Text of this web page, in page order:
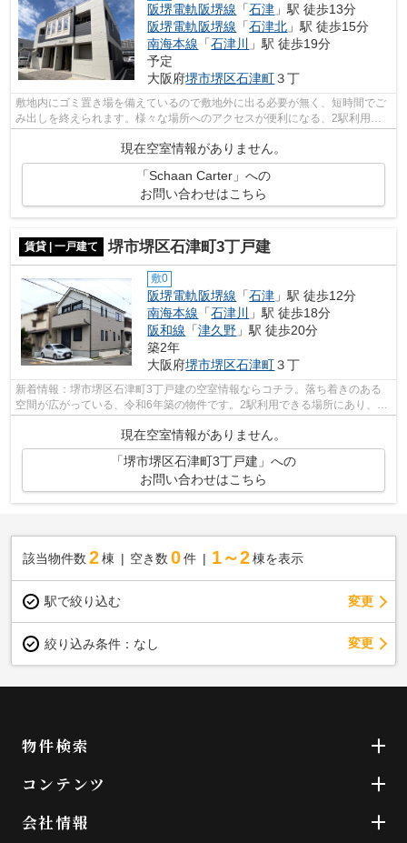
阪堺電軌阪堺線 「石津 」駅 徒歩13分
阪堺電軌阪堺線 「石津北 」駅 徒歩15分
南海本線 「石津川
」駅 徒歩19分
予定
大阪府堺市堺区石津町３丁
敷地内にゴミ置き場を備えているので敷地外に出る必要が無く、短時間でご
み出しを終えられます。様々な場所へのアクセスが便利になる、2駅利用可
現在空室情報がありません。
「Schaan Carter」への
お問い合わせはこちら
賃貸 | 一戸建て 堺市堺区石津町3丁戸建
敷0
阪堺電軌阪堺線 「石津 」駅 徒歩12分
南海本線 「石津川 」駅 徒歩18分
阪和線 「津久野 」駅 徒歩20分
築2年
大阪府堺市堺区石津町３丁
新着情報：堺市堺区石津町3丁戸建の空室情報ならコチラ。落ち着きのある
空間が広がっている、令和6年築の物件です。2駅利用できる場所にあり、ア
クセスが便利です。こちらの物件では初...
現在空室情報がありません。
「堺市堺区石津町3丁戸建」への
お問い合わせはこちら
該当物件数 2棟 空き数 0 件 1～2 棟を表示
駅で絞り込む 変更
絞り込み条件： なし 変更
物件検索
コンテンツ
会社情報